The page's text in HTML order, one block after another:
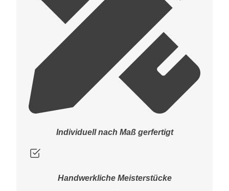
Individuell nach Maß gerfertigt
Handwerkliche Meisterstücke